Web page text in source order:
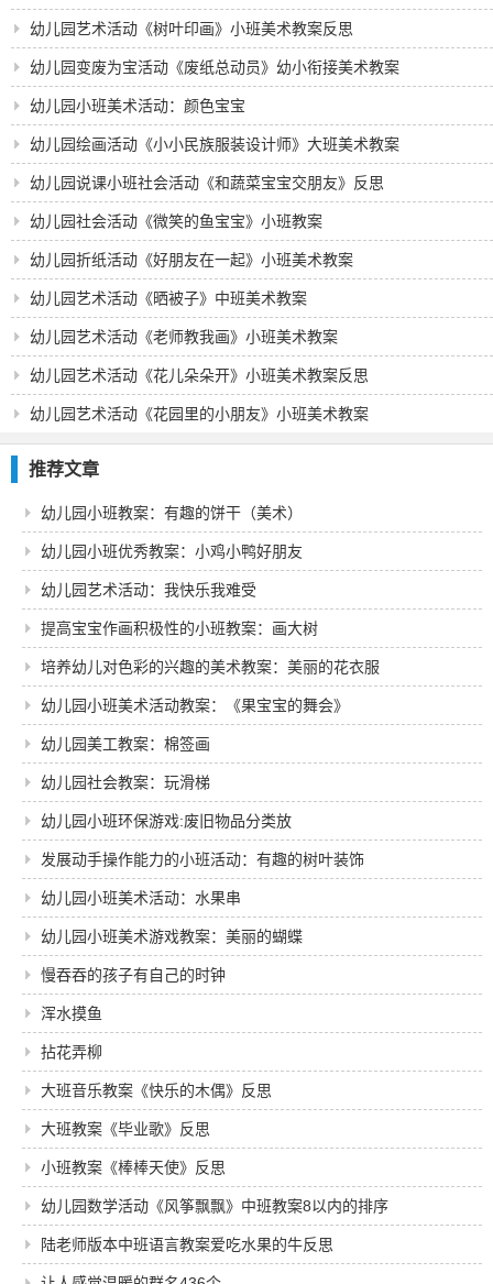
幼儿园艺术活动《树叶印画》小班美术教案反思
幼儿园变废为宝活动《废纸总动员》幼小衔接美术教案
幼儿园小班美术活动：颜色宝宝
幼儿园绘画活动《小小民族服装设计师》大班美术教案
幼儿园说课小班社会活动《和蔬菜宝宝交朋友》反思
幼儿园社会活动《微笑的鱼宝宝》小班教案
幼儿园折纸活动《好朋友在一起》小班美术教案
幼儿园艺术活动《晒被子》中班美术教案
幼儿园艺术活动《老师教我画》小班美术教案
幼儿园艺术活动《花儿朵朵开》小班美术教案反思
幼儿园艺术活动《花园里的小朋友》小班美术教案
推荐文章
幼儿园小班教案：有趣的饼干（美术）
幼儿园小班优秀教案：小鸡小鸭好朋友
幼儿园艺术活动：我快乐我难受
提高宝宝作画积极性的小班教案：画大树
培养幼儿对色彩的兴趣的美术教案：美丽的花衣服
幼儿园小班美术活动教案：《果宝宝的舞会》
幼儿园美工教案：棉签画
幼儿园社会教案：玩滑梯
幼儿园小班环保游戏:废旧物品分类放
发展动手操作能力的小班活动：有趣的树叶装饰
幼儿园小班美术活动：水果串
幼儿园小班美术游戏教案：美丽的蝴蝶
慢吞吞的孩子有自己的时钟
浑水摸鱼
拈花弄柳
大班音乐教案《快乐的木偶》反思
大班教案《毕业歌》反思
小班教案《棒棒天使》反思
幼儿园数学活动《风筝飘飘》中班教案8以内的排序
陆老师版本中班语言教案爱吃水果的牛反思